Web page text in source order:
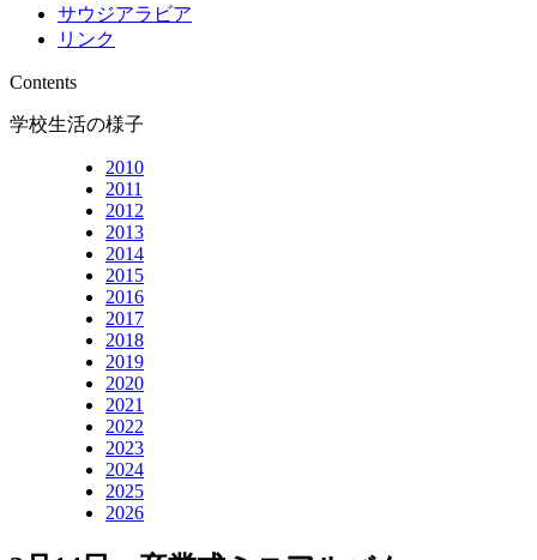
サウジアラビア
リンク
Contents
学校生活の様子
2010
2011
2012
2013
2014
2015
2016
2017
2018
2019
2020
2021
2022
2023
2024
2025
2026